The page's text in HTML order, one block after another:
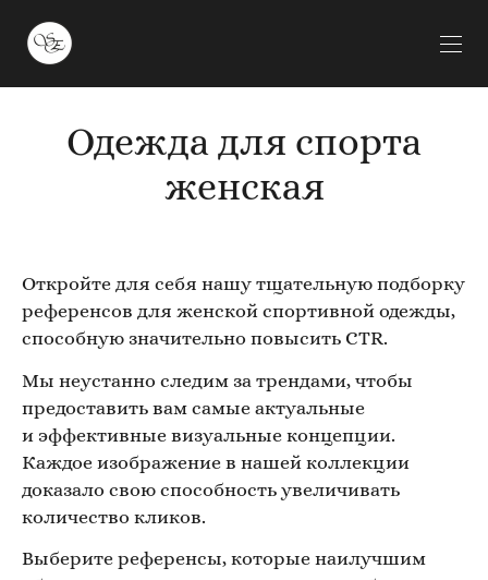
Одежда для спорта
женская
Откройте для себя нашу тщательную подборку
референсов для женской спортивной одежды,
способную значительно повысить CTR.
Мы неустанно следим за трендами, чтобы
предоставить вам самые актуальные
и эффективные визуальные концепции.
Каждое изображение в нашей коллекции
доказало свою способность увеличивать
количество кликов.
Выберите референсы, которые наилучшим